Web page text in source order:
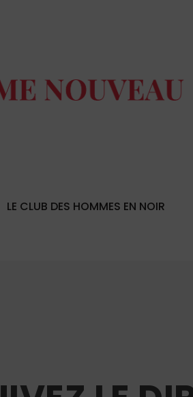
LE CLUB DES HOMMES EN NOIR